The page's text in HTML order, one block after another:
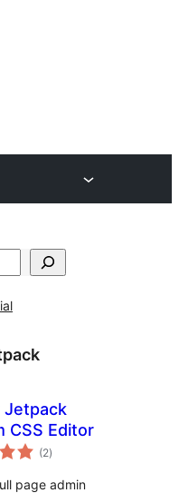
Jetpack
CSS Editor
(2общий
рейтинг
)
page admin